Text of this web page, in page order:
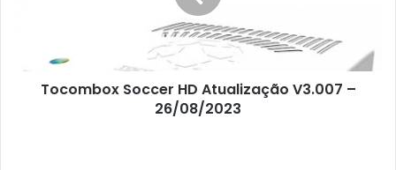
Tocombox Soccer HD Atualização V3.007 –
26/08/2023